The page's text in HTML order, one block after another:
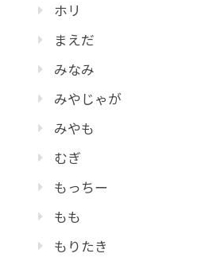
ホリ
まえだ
みなみ
みやじゃが
みやも
むぎ
もっちー
もも
もりたき